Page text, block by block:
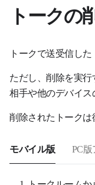
トークの
トークで送受信した
ただし、削除を実行
相手や他のデバイス
削除されたトークは
モバイル版 PC版